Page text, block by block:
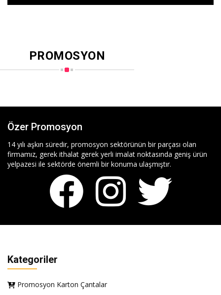
PROMOSYON
Özer Promosyon
14 yılı aşkın süredir, promosyon sektörünün bir parçası olan
firmamız, gerek ithalat gerek yerli imalat noktasında geniş ürün
yelpazesi ile sektörde önemli bir konuma ulaşmıştır.
Kategoriler
Promosyon Karton Çantalar